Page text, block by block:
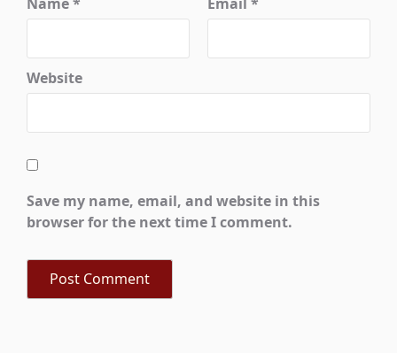
Website
Save my name, email, and website in this
browser for the next time I comment.